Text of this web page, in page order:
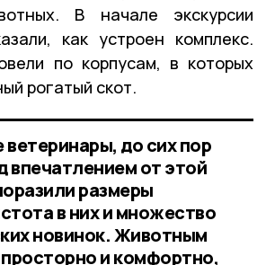
В начале экскурсии
как устроен комплекс.
по корпусам, в которых
рогатый скот.
до сих пор
впечатлением от этой
размеры
в них и множество
новинок. Животным
и комфортно,